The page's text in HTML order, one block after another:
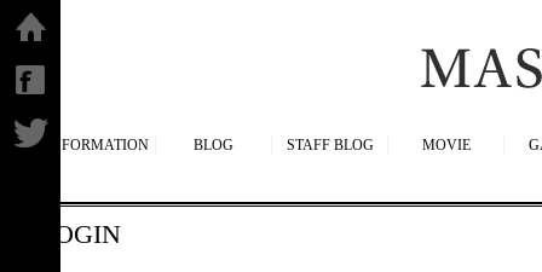
INFORMATION BLOG STAFF BLOG MOVIE
LOGIN
Twitter